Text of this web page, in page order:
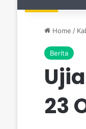
Home /
Berita
23